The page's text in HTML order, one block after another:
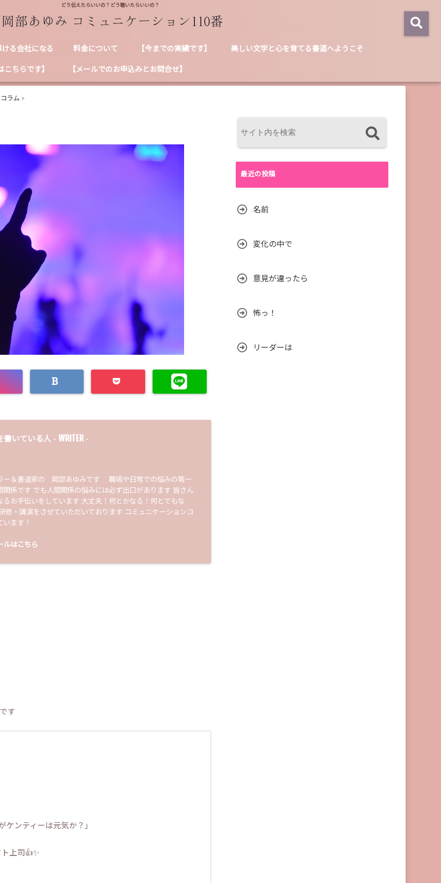
どう伝えたらいいの？どう聴いたらいいの？
る会社になる 料金について 【今までの実績です】 美しい文字と心を育てる書道へようこそ
こちらです】 【メールでのお申込みとお問合せ】
ラム >
書いている人 - WRITER -
ー＆書道家の 岡部あゆみです 職場や日常での悩みの第一
関係です でも人間関係の悩みには必ず出口があります 皆さん
るお手伝いをしています 大丈夫！何とかなる！何とでもな
修・講演をさせていただいております コミュニケーションコ
ます！
ルはこちら
す
ケンティーは元気か？」
上司👍✨
最近の投稿
名前
変化の中で
意見が違ったら
怖っ！
リーダーは